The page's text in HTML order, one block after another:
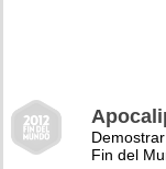
Fin del